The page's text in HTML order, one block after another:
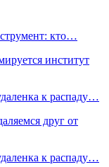
кто…
институт
к распаду…
друг от
к распаду…